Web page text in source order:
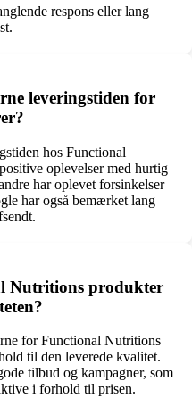
respons eller lang
leveringstiden for
hos Functional
oplevelser med hurtig
har oplevet forsinkelser
har også bemærket lang
Nutritions produkter
for Functional Nutritions
til den leverede kvalitet.
tilbud og kampagner, som
i forhold til prisen.